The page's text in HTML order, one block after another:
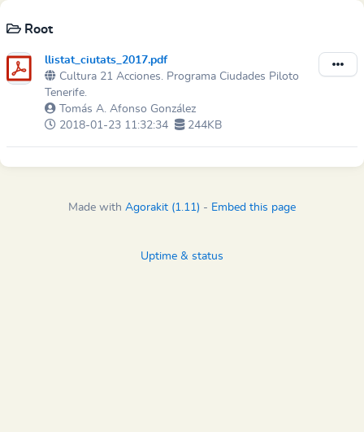
Root
llistat_ciutats_2017.pdf
Cultura 21 Acciones. Programa Ciudades Piloto
Tenerife.
Tomás A. Afonso González
2018-01-23 11:32:34
244KB
Made with Agorakit (1.11) - Embed this page
Uptime & status